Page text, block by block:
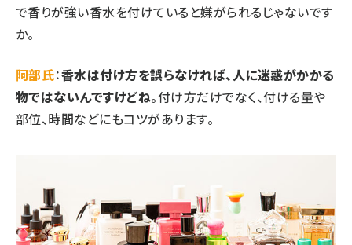
で香りが強い香水を付けていると嫌がられるじゃないです
か。
阿部氏：香水は付け方を誤らなければ、人に迷惑がかかる
物ではないんですけどね。付け方だけでなく、付ける量や
部位、時間などにもコツがあります。